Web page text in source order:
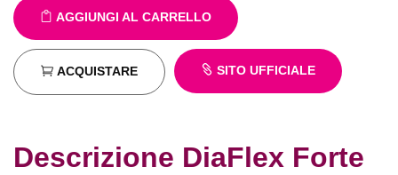
AGGIUNGI AL CARRELLO
ACQUISTARE SITO UFFICIALE
Descrizione DiaFlex Forte